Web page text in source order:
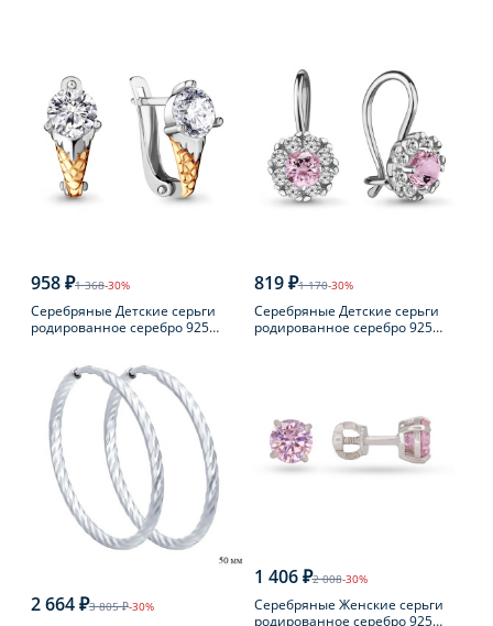
958 ₽1 368-30%
Серебряные Детские серьги
родированное серебро 925
819 ₽1 170-30%
Серебряные Детские серьги
родированное серебро 925
2 664 ₽3 805 ₽-30%
1 406 ₽2 008-30%
Серебряные Женские серьги
родированное серебро 925